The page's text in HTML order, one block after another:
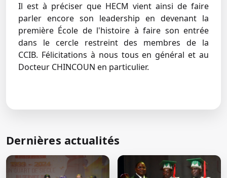
Il est à préciser que HECM vient ainsi de faire
parler encore son leadership en devenant la
première École de l'histoire à faire son entrée
dans le cercle restreint des membres de la
CCIB. Félicitations à nous tous en général et au
Docteur CHINCOUN en particulier.
Dernières actualités